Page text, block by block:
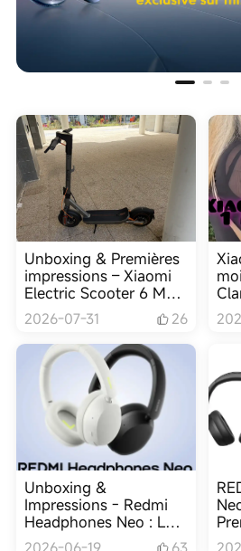
Unboxing & Premières
impressions – Xiaomi
Electric Scooter 6 Max
par Sacha9
2026-07-31 26
Unboxing &
Impressions - Redmi
Headphones Neo : Le
premier casque de la
par